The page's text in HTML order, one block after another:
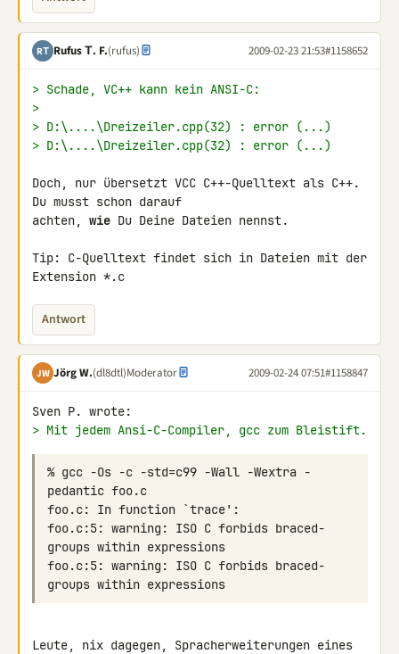
RΤ Rufus Τ. F.(rufus) 2009-02-23 21:53#1158652
> Schade, VC++ kann kein ANSI-C:
>
> D:\....\Dreizeiler.cpp(32) : error (...)
> D:\....\Dreizeiler.cpp(32) : error (...)
Doch, nur übersetzt VCC C++-Quelltext als C++.
Du musst schon darauf
achten, wie Du Deine Dateien nennst.
Tip: C-Quelltext findet sich in Dateien mit der
Extension *.c
Antwort
JW Jörg W.(dl8dtl)Moderator 2009-02-24 07:51#1158847
> Mit jedem Ansi-C-Compiler, gcc zum Bleistift.
% gcc -Os -c -std=c99 -Wall -Wextra -
foo.c:5: warning: ISO C forbids braced-
foo.c:5: warning: ISO C forbids braced-
Leute, nix dagegen, Spracherweiterungen eines